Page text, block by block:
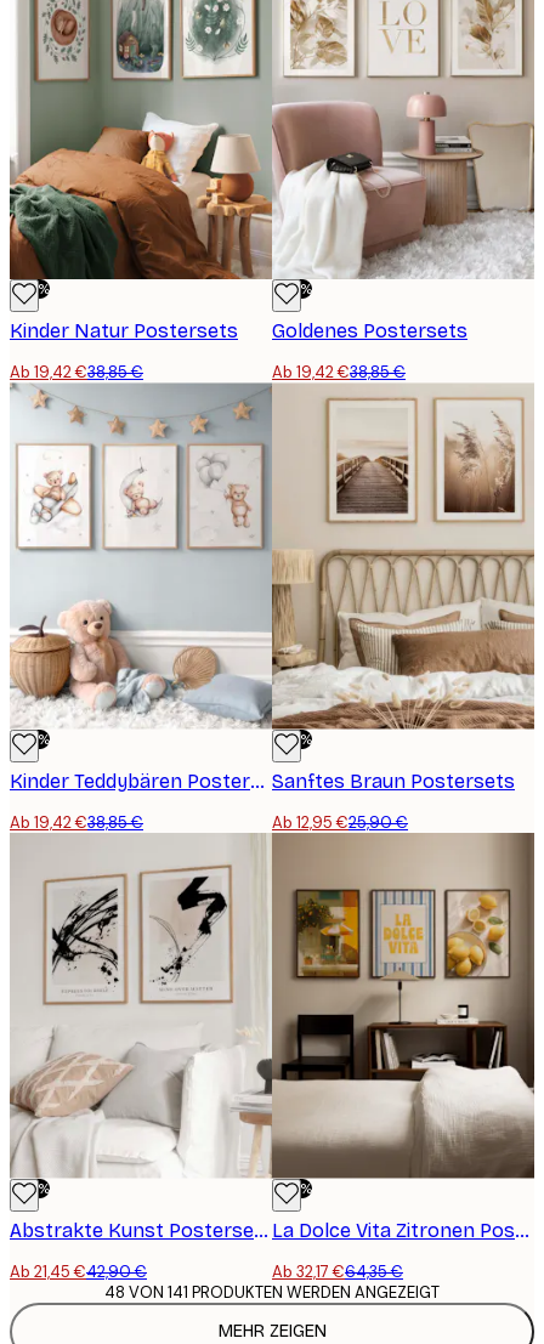
-50%
Kinder Natur Postersets
Ab 19,42 €38,85 €
-50%
Goldenes Postersets
Ab 19,42 €38,85 €
-50%
Kinder Teddybären Postersets
Ab 19,42 €38,85 €
-50%
Sanftes Braun Postersets
Ab 12,95 €25,90 €
-50%
Abstrakte Kunst Postersets
Ab 21,45 €42,90 €
-50%
La Dolce Vita Zitronen Posterset
Ab 32,17 €64,35 €
MEHR ZEIGEN
48 VON 141 PRODUKTEN WERDEN ANGEZEIGT